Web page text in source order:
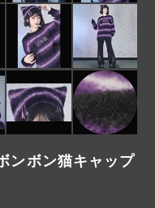
ンボン猫キャップ